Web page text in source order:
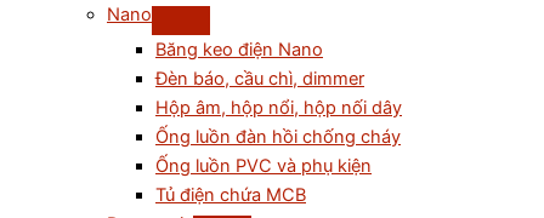
Nano
Băng keo điện Nano
Đèn báo, cầu chì, dimmer
Hộp âm, hộp nổi, hộp nối dây
Ống luồn đàn hồi chống cháy
Ống luồn PVC và phụ kiện
Tủ điện chứa MCB